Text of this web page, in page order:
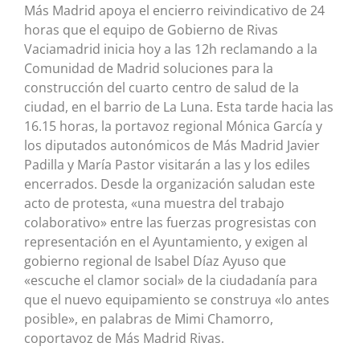
Más Madrid apoya el encierro reivindicativo de 24
horas que el equipo de Gobierno de Rivas
Vaciamadrid inicia hoy a las 12h reclamando a la
Comunidad de Madrid soluciones para la
construcción del cuarto centro de salud de la
ciudad, en el barrio de La Luna. Esta tarde hacia las
16.15 horas, la portavoz regional Mónica García y
los diputados autonómicos de Más Madrid Javier
Padilla y María Pastor visitarán a las y los ediles
encerrados. Desde la organización saludan este
acto de protesta, «una muestra del trabajo
colaborativo» entre las fuerzas progresistas con
representación en el Ayuntamiento, y exigen al
gobierno regional de Isabel Díaz Ayuso que
«escuche el clamor social» de la ciudadanía para
que el nuevo equipamiento se construya «lo antes
posible», en palabras de Mimi Chamorro,
coportavoz de Más Madrid Rivas.